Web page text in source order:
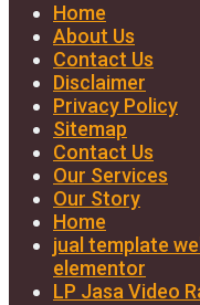
Home
About Us
Contact Us
Disclaimer
Privacy Policy
Sitemap
Contact Us
Our Services
Our Story
Home
jual template
elementor
LP Jasa Video